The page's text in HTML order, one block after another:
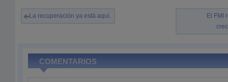
La recuperación ya está aquí.
El FMI
COMENTARIOS